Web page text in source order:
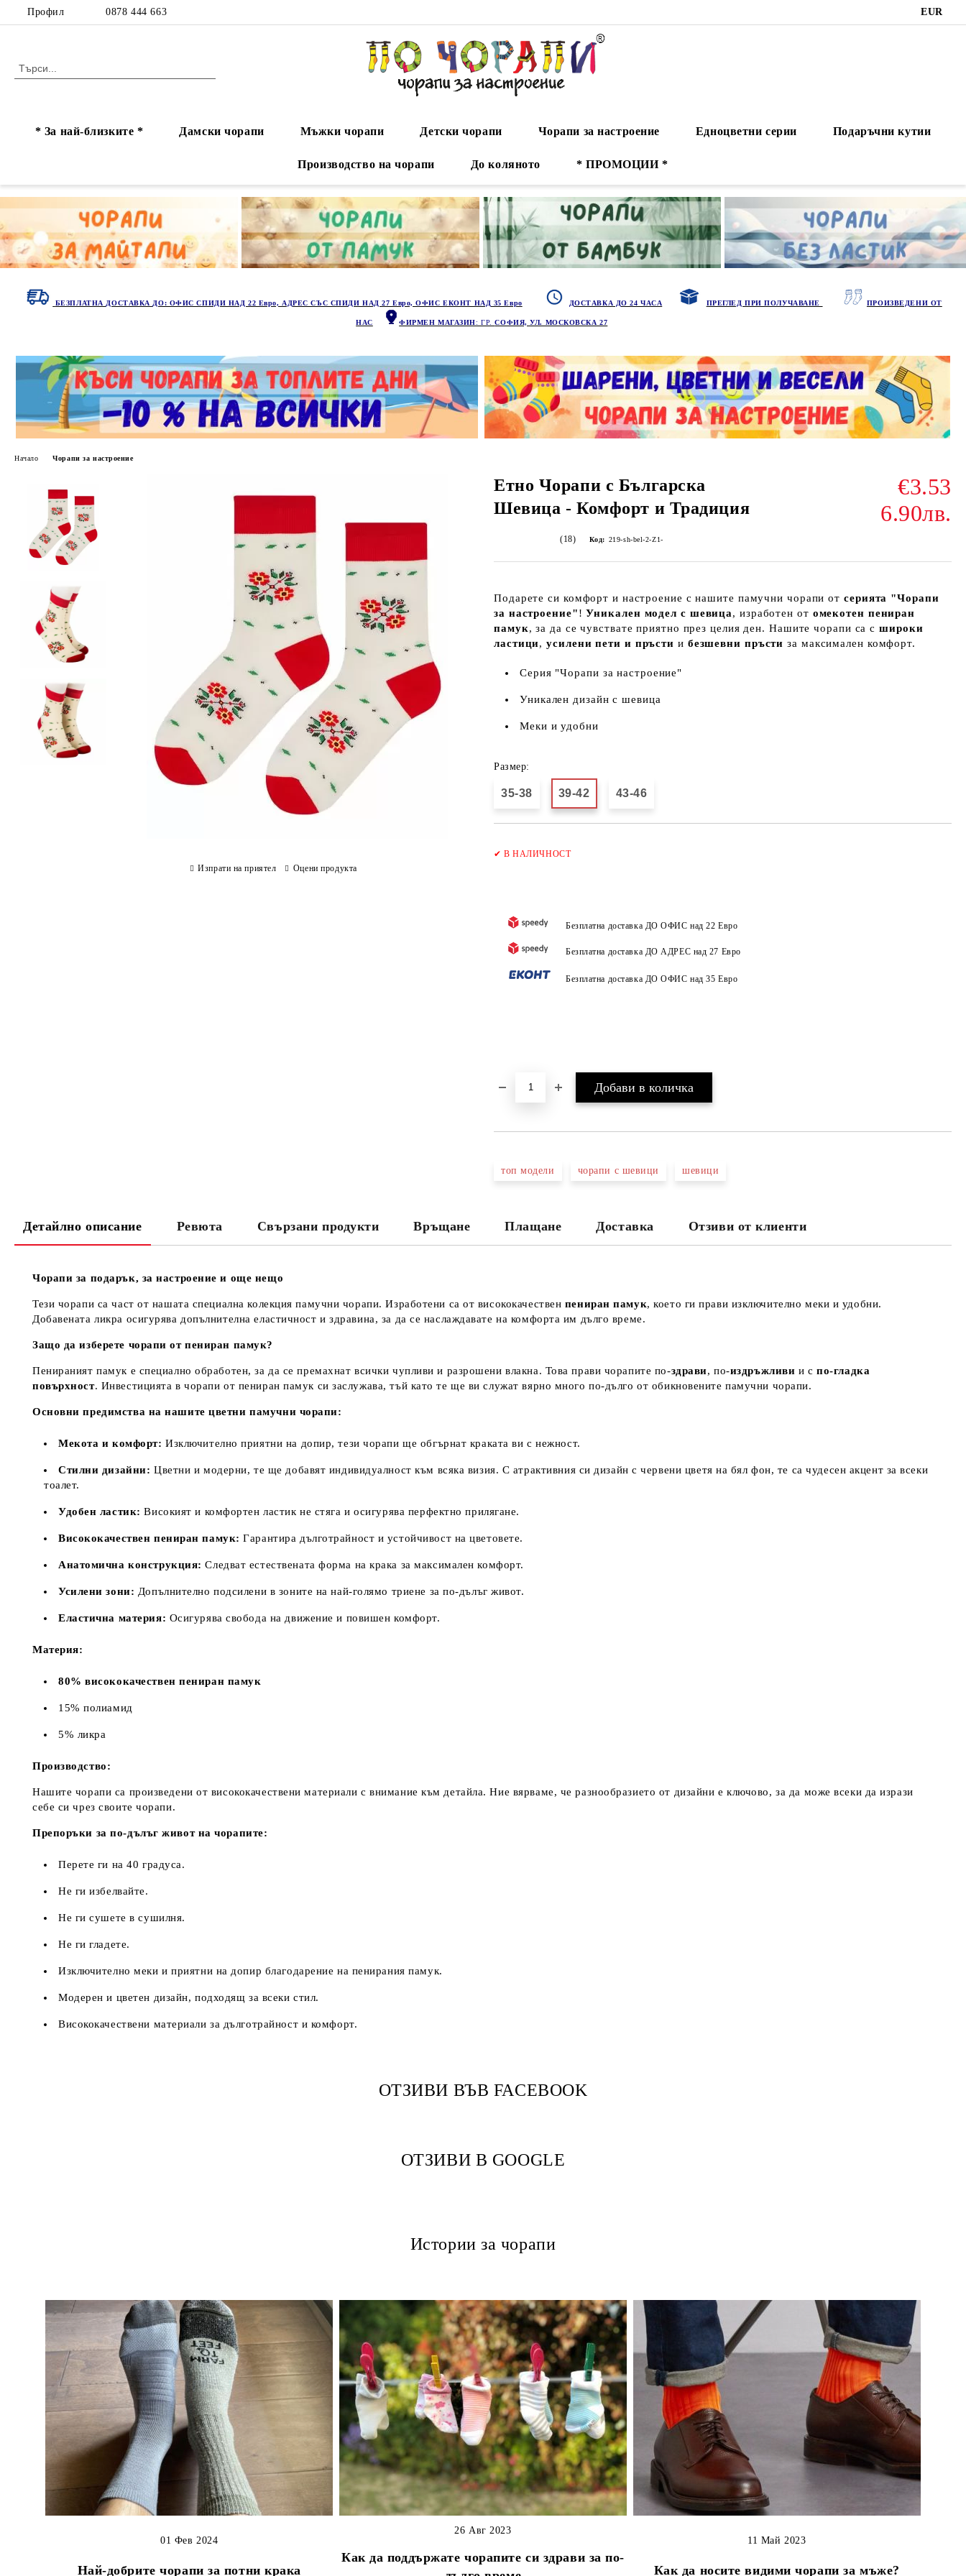
Профил 0878 444 663 EUR
* За най-близките * Дамски чорапи Мъжки чорапи Детски чорапи Чорапи за настроение Едноцветни серии Подаръчни кутии
Производство на чорапи До коляното * ПРОМОЦИИ *
БЕЗПЛАТНА ДОСТАВКА ДО: ОФИС СПИДИ НАД 22 Евро, АДРЕС СЪС СПИДИ НАД 27 Евро, ОФИС ЕКОНТ НАД 35 Евро ДОСТАВКА ДО 24 ЧАСА ПРЕГЛЕД ПРИ ПОЛУЧАВАНЕ ПРОИЗВЕДЕНИ ОТ
НАС ФИРМЕН МАГАЗИН: ГР.СОФИЯ, УЛ. МОСКОВСКА 27
Начало Чорапи за настроение
Етно Чорапи с Българска
Шевица - Комфорт и Традиция
€3.53
6.90лв.
(18) Код: 219-sh-bel-2-Z1-
Подарете си комфорт и настроение с нашите памучни чорапи отсерията "Чорапи
за настроение"!Уникален модел с шевица, изработен от омекотен пениран
памук, за да се чувствате приятно през целия ден. Нашите чорапи са сшироки
ластици,усилени пети и пръсти и безшевни пръсти за максимален комфорт.
Серия "Чорапи за настроение"
Уникален дизайн с шевица
Меки и удобни
Размер:
35-38 39-42 43-46
✔В НАЛИЧНОСТ
Безплатна доставка ДО ОФИС над 22 Евро
Безплатна доставка ДО АДРЕС над 27 Евро
Безплатна доставка ДО ОФИС над 35 Евро
топ модели чорапи с шевици шевици
Изпрати на приятел Оцени продукта
Детайлно описание Ревюта Свързани продукти Връщане Плащане Доставка Отзиви от клиенти
Чорапи за подарък, за настроение и още нещо
Тези чорапи са част от нашата специална колекция памучни чорапи. Изработени са от висококачествен пениран памук, което ги прави изключително меки и удобни.
Добавената ликра осигурява допълнителна еластичност и здравина, за да се наслаждавате на комфорта им дълго време.
Защо да изберете чорапи от пениран памук?
Пенираният памук е специално обработен, за да се премахнат всички чупливи и разрошени влакна. Това прави чорапите по-здрави, по-издръжливи и спо-гладка
повърхност. Инвестицията в чорапи от пениран памук си заслужава, тъй като те ще ви служат вярно много по-дълго от обикновените памучни чорапи.
Основни предимства на нашите цветни памучни чорапи:
Мекота и комфорт: Изключително приятни на допир, тези чорапи ще обгърнат краката ви с нежност.
Стилни дизайни: Цветни и модерни, те ще добавят индивидуалност към всяка визия. С атрактивния си дизайн с червени цветя на бял фон, те са чудесен акцент за всеки
тоалет.
Удобен ластик: Високият и комфортен ластик не стяга и осигурява перфектно прилягане.
Висококачествен пениран памук: Гарантира дълготрайност и устойчивост на цветовете.
Анатомична конструкция: Следват естествената форма на крака за максимален комфорт.
Усилени зони: Допълнително подсилени в зоните на най-голямо триене за по-дълъг живот.
Еластична материя: Осигурява свобода на движение и повишен комфорт.
Материя:
80% висококачествен пениран памук
15% полиамид
5% ликра
Производство:
Нашите чорапи са произведени от висококачествени материали с внимание към детайла. Ние вярваме, че разнообразието от дизайни е ключово, за да може всеки да изрази
себе си чрез своите чорапи.
Препоръки за по-дълъг живот на чорапите:
Перете ги на 40 градуса.
Не ги избелвайте.
Не ги сушете в сушилня.
Не ги гладете.
Изключително меки и приятни на допир благодарение на пенирания памук.
Модерен и цветен дизайн, подходящ за всеки стил.
Висококачествени материали за дълготрайност и комфорт.
ОТЗИВИ ВЪВ FACEBOOK
ОТЗИВИ В GOOGLE
Истории за чорапи
Най-добрите чорапи за потни крака
01 Фев 2024
Как да поддържате чорапите си здрави за по-
26 Авг 2023
Как да носите видими чорапи за мъже?
11 Май 2023